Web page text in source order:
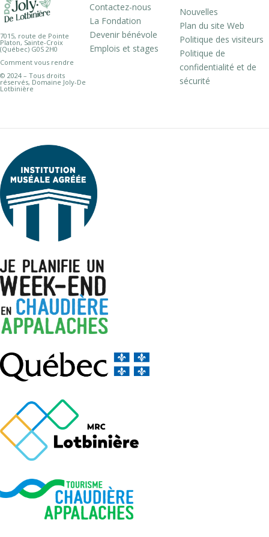
7015, route de Pointe
Platon, Sainte-Croix
(Québec) G0S 2H0
Comment vous rendre
© 2024 – Tous droits
réservés, Domaine Joly-De
Lotbinière
Contactez-nous
La Fondation
Devenir bénévole
Emplois et stages
Nouvelles
Plan du site Web
Politique des visiteurs
Politique de
confidentialité et de
sécurité